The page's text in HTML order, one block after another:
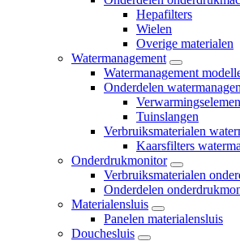
Hepafilters
Wielen
Overige materialen
Watermanagement
Watermanagement
Onderdelen
Tuinslangen
Verbruiksmaterialen
Kaarsfilters
Onderdrukmonitor
Verbruiksmaterialen
Onderdelen
Materialensluis
Panelen materialensluis
Douchesluis